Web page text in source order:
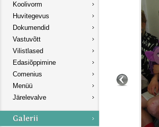
Koolivorm
Huvitegevus
Dokumendid
Vastuvõtt
Vilistlased
Edasiõppimine
Comenius
Menüü
Järelevalve